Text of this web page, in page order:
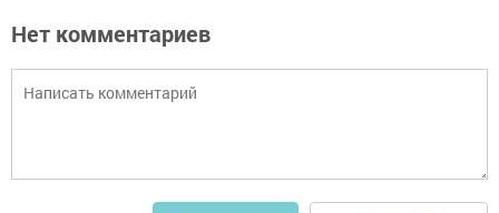
Нет комментариев